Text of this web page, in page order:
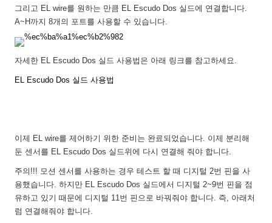
그리고 EL wire를 원하는 만큼 EL Escudo Dos 실드에 연결합니다.
A~H까지 8개의 포트를 사용할 수 있습니다.
자세한 EL Escudo Dos 실드 사용법은 아래 링크를 참고하세요.
EL Escudo Dos 실드 사용법
이제 EL wire를 제어하기 위한 준비는 완료되었습니다. 이제 분리해
둔 센서를 EL Escudo Dos 실드위에 다시 연결해 줘야 합니다.
주의!!! 모션 센서를 사용하는 경우 테스트 할 때 디지털 2번 핀을 사
용했습니다. 하지만 EL Escudo Dos 실드에서 디지털 2~9번 핀을 점
유하고 있기 때문에 디지털 11번 핀으로 바꿔줘야 합니다. 즉, 아래처
럼 연결해줘야 합니다.